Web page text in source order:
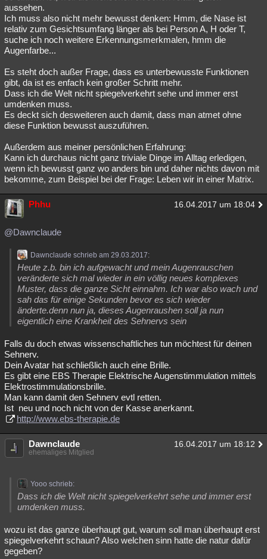
aussehen.
Ich muss also nicht mehr bewusst denken: Hmm, die Nase ist
relativ zum Gesichtsumfang länger als bei Person A, H oder T,
suche ich noch weitere Erkennungsmerkmalen, hmm die
Augenfarbe...
Es steht doch außer Frage, dass es unterbewusste Funktionen
gibt, da ist es enfach kein großer Schritt mehr.
Dass ich die Welt nicht spiegelverkehrt sehe und immer erst
umdenken muss.
Es deckt sich desweiteren auch damit, dass man atmet ohne
diese Funktion bewusst auszuführen.
Außerdem aus meiner persönlichen Erfahrung:
Kann ich durchaus nicht ganz triviale Dinge im Alltag erledigen,
wenn ich bewusst ganz wo anders bin und daher nichts davon mit
bekomme, zum Beispiel bei der Frage: Leben wir in einer Matrix.
Phhu 16.04.2017 um 18:04
@Dawnclaude
Dawnclaude schrieb am 29.03.2017:
Heute z.b. bin ich aufgewacht und mein Augenrauschen
veränderte sich mal wieder in ein völlig neues komplexes
Muster, dass die ganze Sicht einnahm. Ich war also wach und
sah das für einige Sekunden bevor es sich wieder
änderte.denn nun ja, dieses Augenraushen soll ja nun
eigentlich eine Krankheit des Sehnervs sein
Falls du doch etwas wissenschaftliches tun möchtest für deinen
Sehnerv.
Dein Avatar hat schließlich auch eine Brille.
Es gibt eine EBS Therapie Elektrische Augenstimmulation mittels
Elektrostimmulationsbrille.
Man kann damit den Sehnerv evtl retten.
Ist neu und noch nicht von der Kasse anerkannt.
http://www.ebs-therapie.de
Dawnclaude 16.04.2017 um 18:12
ehemaliges Mitglied
Yooo schrieb:
Dass ich die Welt nicht spiegelverkehrt sehe und immer erst
umdenken muss.
wozu ist das ganze überhaupt gut, warum soll man überhaupt erst
spiegelverkehrt schaun? Also welchen sinn hatte die natur dafür
gegeben?